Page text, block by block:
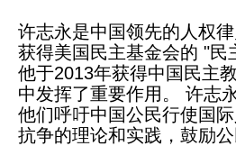
许志永是中国领先的人权
获得美国民主基金会的 "民
他于2013年获得中国民主
中发挥了重要作用。 许志
他们呼吁中国公民行使国
抗争的理论和实践，鼓励